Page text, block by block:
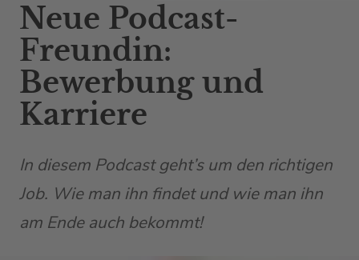
Neue Podcast-
Freundin:
Bewerbung und
Karriere
In diesem Podcast geht’s um den richtigen
Job. Wie man ihn findet und wie man ihn
am Ende auch bekommt!